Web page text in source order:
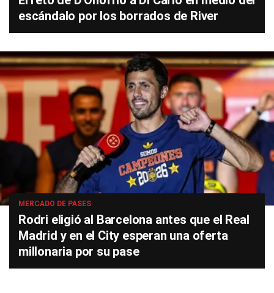
escándalo por los borrados de River
MERCADO DE PASES
Rodri eligió al Barcelona antes que el Real
Madrid y en el City esperan una oferta
millonaria por su pase